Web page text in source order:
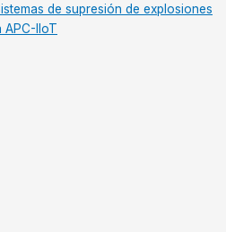
de supresión de explosiones
APC-IIoT